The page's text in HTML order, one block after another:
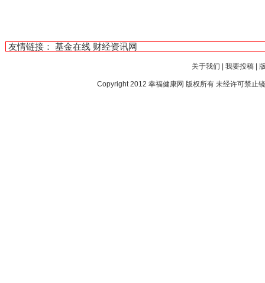
友情链接： 基金在线 财经资讯网
关于我们 我要投稿|
Copyright 2012 幸福健康网 版权所有 未经许可禁止